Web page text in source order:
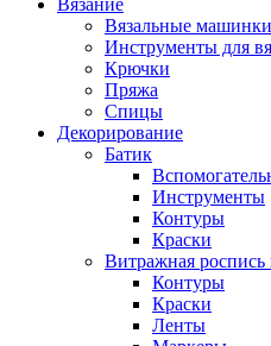
Вязание
Вязальные машинки
Инструменты для
Крючки
Пряжа
Спицы
Декорирование
Батик
Инструменты
Контуры
Краски
Витражная роспись
Контуры
Краски
Ленты